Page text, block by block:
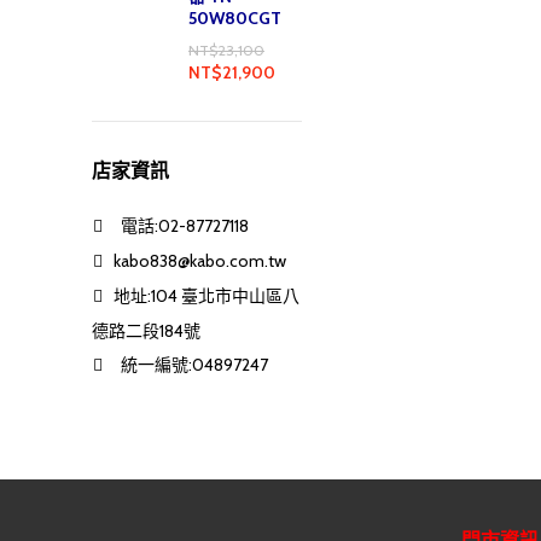
50W80CGT
NT$23,100
NT$21,900
店家資訊
電話:02-87727118
kabo838@kabo.com.tw
地址:104 臺北市中山區八
德路二段184號
統一編號:04897247